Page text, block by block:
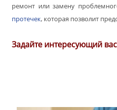
ремонт или замену
протечек, которая позволит
Задайте интересующий